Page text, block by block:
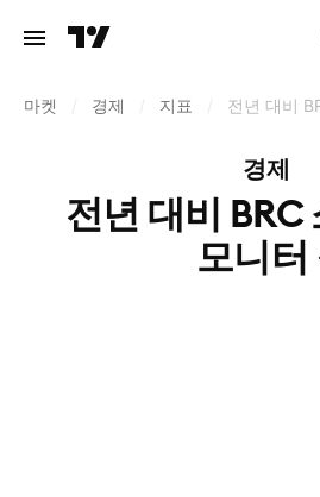
마켓 경제 지표 전년 대비
경제
전년 대비 BRC
모니터